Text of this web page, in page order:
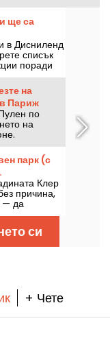
ще са
в Дисниленд
списък
поради
да
на
на
Париж
по
на
парк (с
Клер
причина,
— да
на силите, в
си
+ Чете